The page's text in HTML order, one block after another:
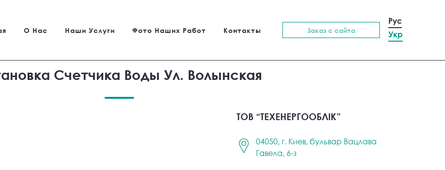
О Нас Наши Услуги Фото Наших Работ Контакты Заказ с сайта
Рус
Укр
Счетчика Воды Ул. Волынская
ТОВ “ТЕХЕНЕРГООБЛІК”
04050, г. Киев, бульвар Вацлава
Гавела, 6-з